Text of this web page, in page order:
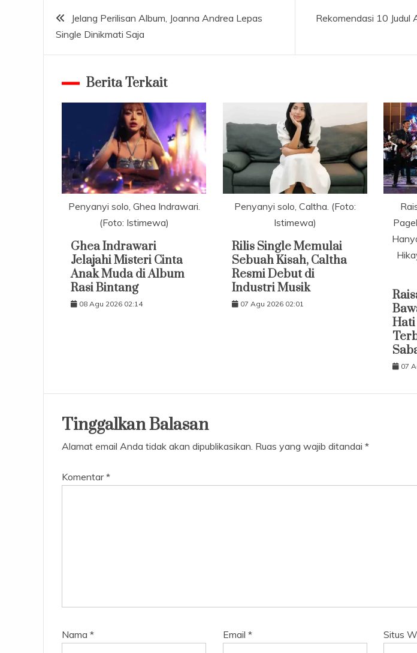
Navigasi
pos
Jelang Perilisan Album, Joanna Andrea Lepas
Single Dinikmati Saja
Rekomendasi 10 Judul
Berita Terkait
Penyanyi solo, Ghea Indrawari.
(Foto: Istimewa)
Ghea Indrawari
Jelajahi Misteri Cinta
Anak Muda di Album
Rasi Bintang
08 Agu 2026 02:14
Penyanyi solo, Caltha. (Foto:
Istimewa)
Rilis Single Memulai
Sebuah Kisah, Caltha
Resmi Debut di
Industri Musik
07 Agu 2026 02:01
07
Tinggalkan Balasan
Alamat email Anda tidak akan dipublikasikan. Ruas yang wajib ditandai *
Komentar*
Nama * Email * Situs